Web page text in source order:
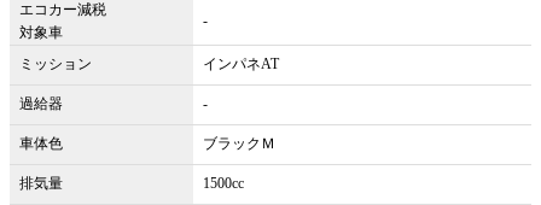
エコカー減税
対象車
-
ミッション インパネAT
過給器 -
車体色 ブラックＭ
排気量 1500cc